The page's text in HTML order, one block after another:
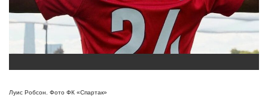
Луис Робсон. Фото ФК «Спартак»